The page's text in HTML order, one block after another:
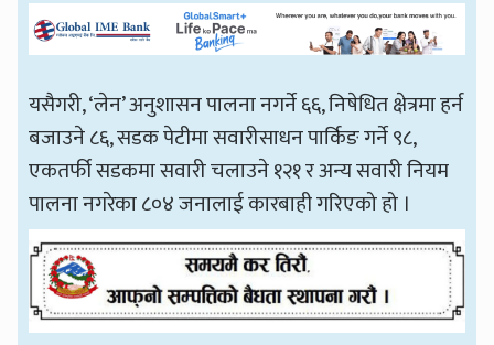
यसैगरी, ‘लेन’ अनुशासन पालना नगर्ने ६६, निषेधित क्षेत्रमा हर्न
बजाउने ८६, सडक पेटीमा सवारीसाधन पार्किङ गर्ने ९८,
एकतर्फी सडकमा सवारी चलाउने १२१ र अन्य सवारी नियम
पालना नगरेका ८०४ जनालाई कारबाही गरिएको हो ।